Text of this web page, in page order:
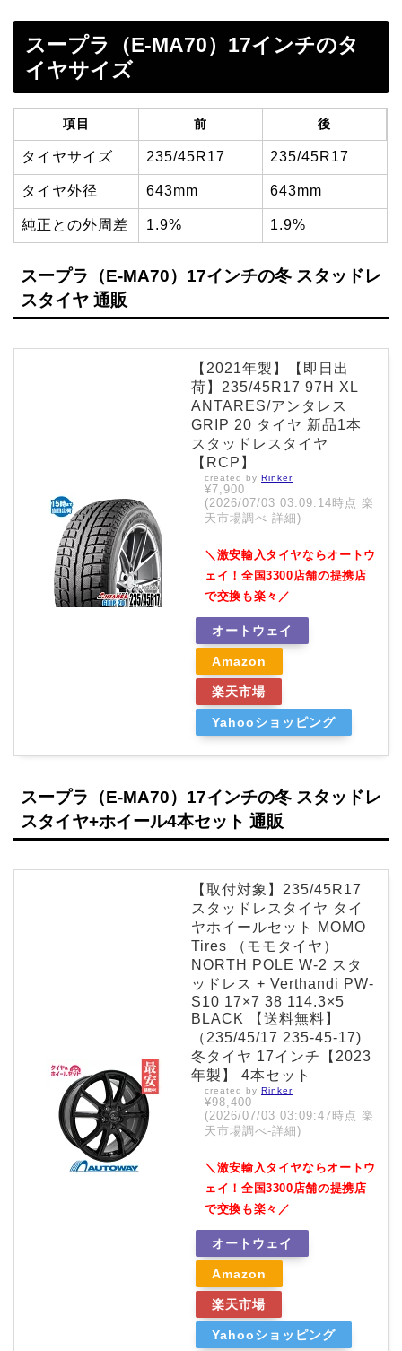
スープラ（E-MA70）17インチのタ
イヤサイズ
項目 前 後
タイヤサイズ 235/45R17 235/45R17
タイヤ外径 643mm 643mm
純正との外周差 1.9% 1.9%
スープラ（E-MA70）17インチの冬 スタッドレ
スタイヤ 通販
【2021年製】【即日出
荷】235/45R17 97H XL
ANTARES/アンタレス
GRIP 20 タイヤ 新品1本
スタッドレスタイヤ
【RCP】
created by Rinker
¥7,900
(2026/07/03 03:09:14時点 楽
天市場調べ-詳細)
＼激安輸入タイヤならオートウ
ェイ！全国3300店舗の提携店
で交換も楽々／
オートウェイ
Amazon
楽天市場
Yahooショッピング
スープラ（E-MA70）17インチの冬 スタッドレ
スタイヤ+ホイール4本セット 通販
【取付対象】235/45R17
スタッドレスタイヤ タイ
ヤホイールセット MOMO
Tires （モモタイヤ）
NORTH POLE W-2 スタ
ッドレス + Verthandi PW-
S10 17×7 38 114.3×5
BLACK 【送料無料】
（235/45/17 235-45-17)
冬タイヤ 17インチ【2023
年製】 4本セット
created by Rinker
¥98,400
(2026/07/03 03:09:47時点 楽
天市場調べ-詳細)
＼激安輸入タイヤならオートウ
ェイ！全国3300店舗の提携店
で交換も楽々／
オートウェイ
Amazon
楽天市場
Yahooショッピング